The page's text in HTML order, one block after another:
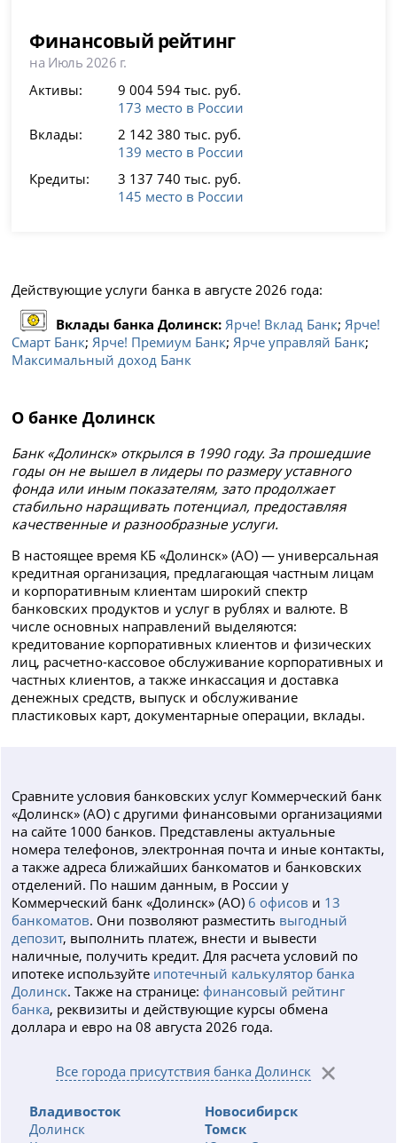
Финансовый рейтинг
на Июль 2026 г.
Активы:
9 004 594 тыс. руб.
173 место в России
Вклады:
2 142 380 тыс. руб.
139 место в России
Кредиты:
3 137 740 тыс. руб.
145 место в России
Действующие услуги банка в августе 2026 года:
Вклады банка Долинск: Ярче! Вклад Банк;Ярче!
Смарт Банк;Ярче! Премиум Банк;Ярче управляй Банк;
Максимальный доход Банк
О банке Долинск
Банк «Долинск» открылся в 1990 году. За прошедшие
годы он не вышел в лидеры по размеру уставного
фонда или иным показателям, зато продолжает
стабильно наращивать потенциал, предоставляя
качественные и разнообразные услуги.
В настоящее время КБ «Долинск» (АО) — универсальная
кредитная организация, предлагающая частным лицам
и корпоративным клиентам широкий спектр
банковских продуктов и услуг в рублях и валюте. В
числе основных направлений выделяются:
кредитование корпоративных клиентов и физических
лиц, расчетно-кассовое обслуживание корпоративных и
частных клиентов, а также инкассация и доставка
денежных средств, выпуск и обслуживание
пластиковых карт, документарные операции, вклады.
Сравните условия банковских услуг Коммерческий банк
«Долинск» (АО) с другими финансовыми организациями
на сайте 1000 банков. Представлены актуальные
номера телефонов, электронная почта и иные контакты,
а также адреса ближайших банкоматов и банковских
отделений. По нашим данным, в России у
Коммерческий банк «Долинск» (АО) 6 офисов и 13
банкоматов. Они позволяют разместить выгодный
депозит, выполнить платеж, внести и вывести
наличные, получить кредит. Для расчета условий по
ипотеке используйте ипотечный калькулятор банка
Долинск. Также на странице:финансовый рейтинг
банка, реквизиты и действующие курсы обмена
доллара и евро на 08 августа 2026 года.
Все города присутствия банка Долинск
Владивосток
Долинск
Новосибирск
Томск